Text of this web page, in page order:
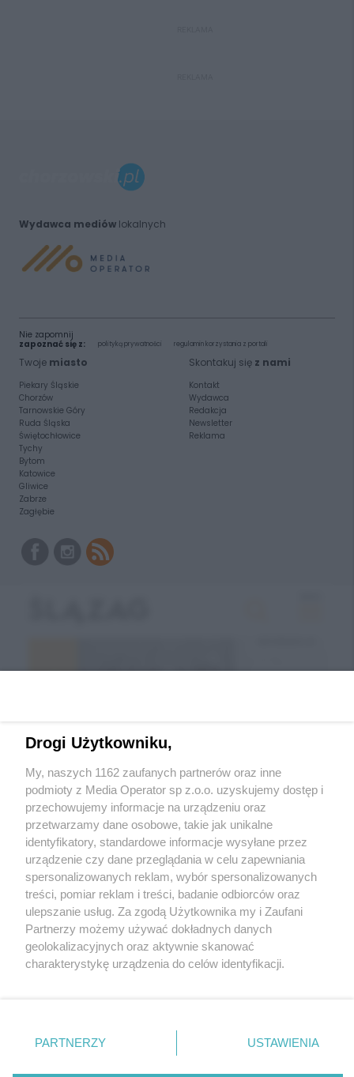
Wydawca mediówlokalnych
Nie zapomnij
zapoznać się z:
polityką prywatności regulamin korzystania z portali
Twoje miasto
Piekary Śląskie
Chorzów
Tarnowskie Góry
Ruda Śląska
Świętochłowice
Tychy
Bytom
Katowice
Gliwice
Zabrze
Zagłębie
Skontakuj się z nami
Kontakt
Wydawca
Redakcja
Newsletter
Reklama
Wróć do strony głównej
ślązag.pl
0%
Drogi Użytkowniku,
My, naszych 1162 zaufanych partnerów oraz inne
podmioty z Media Operator sp z.o.o. uzyskujemy dostęp i
przechowujemy informacje na urządzeniu oraz
przetwarzamy dane osobowe, takie jak unikalne
identyfikatory, standardowe informacje wysyłane przez
urządzenie czy dane przeglądania w celu zapewniania
spersonalizowanych reklam, wybór spersonalizowanych
treści, pomiar reklam i treści, badanie odbiorców oraz
ulepszanie usług. Za zgodą Użytkownika my i Zaufani
Partnerzy możemy używać dokładnych danych
geolokalizacyjnych oraz aktywnie skanować
charakterystykę urządzenia do celów identyfikacji.
zmienić/wycofać klikając przycisk ustawień prywatności
znajdujący się w lewym dolnym rogu strony
rodzaje przetwarzania danych nie wymagają zgody
PARTNERZY USTAWIENIA